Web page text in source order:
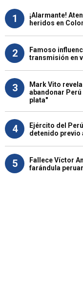
1
¡Alarmante!
heridos en
2
Famoso
transmisión en
3
Mark Vito
abandonar
plata"
4
Ejército del
detenido previo
5
Fallece Víctor
farándula